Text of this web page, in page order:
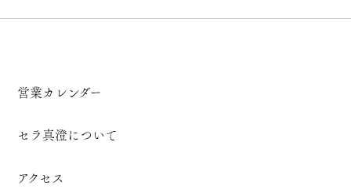
営業カレンダー
セラ真澄について
アクセス